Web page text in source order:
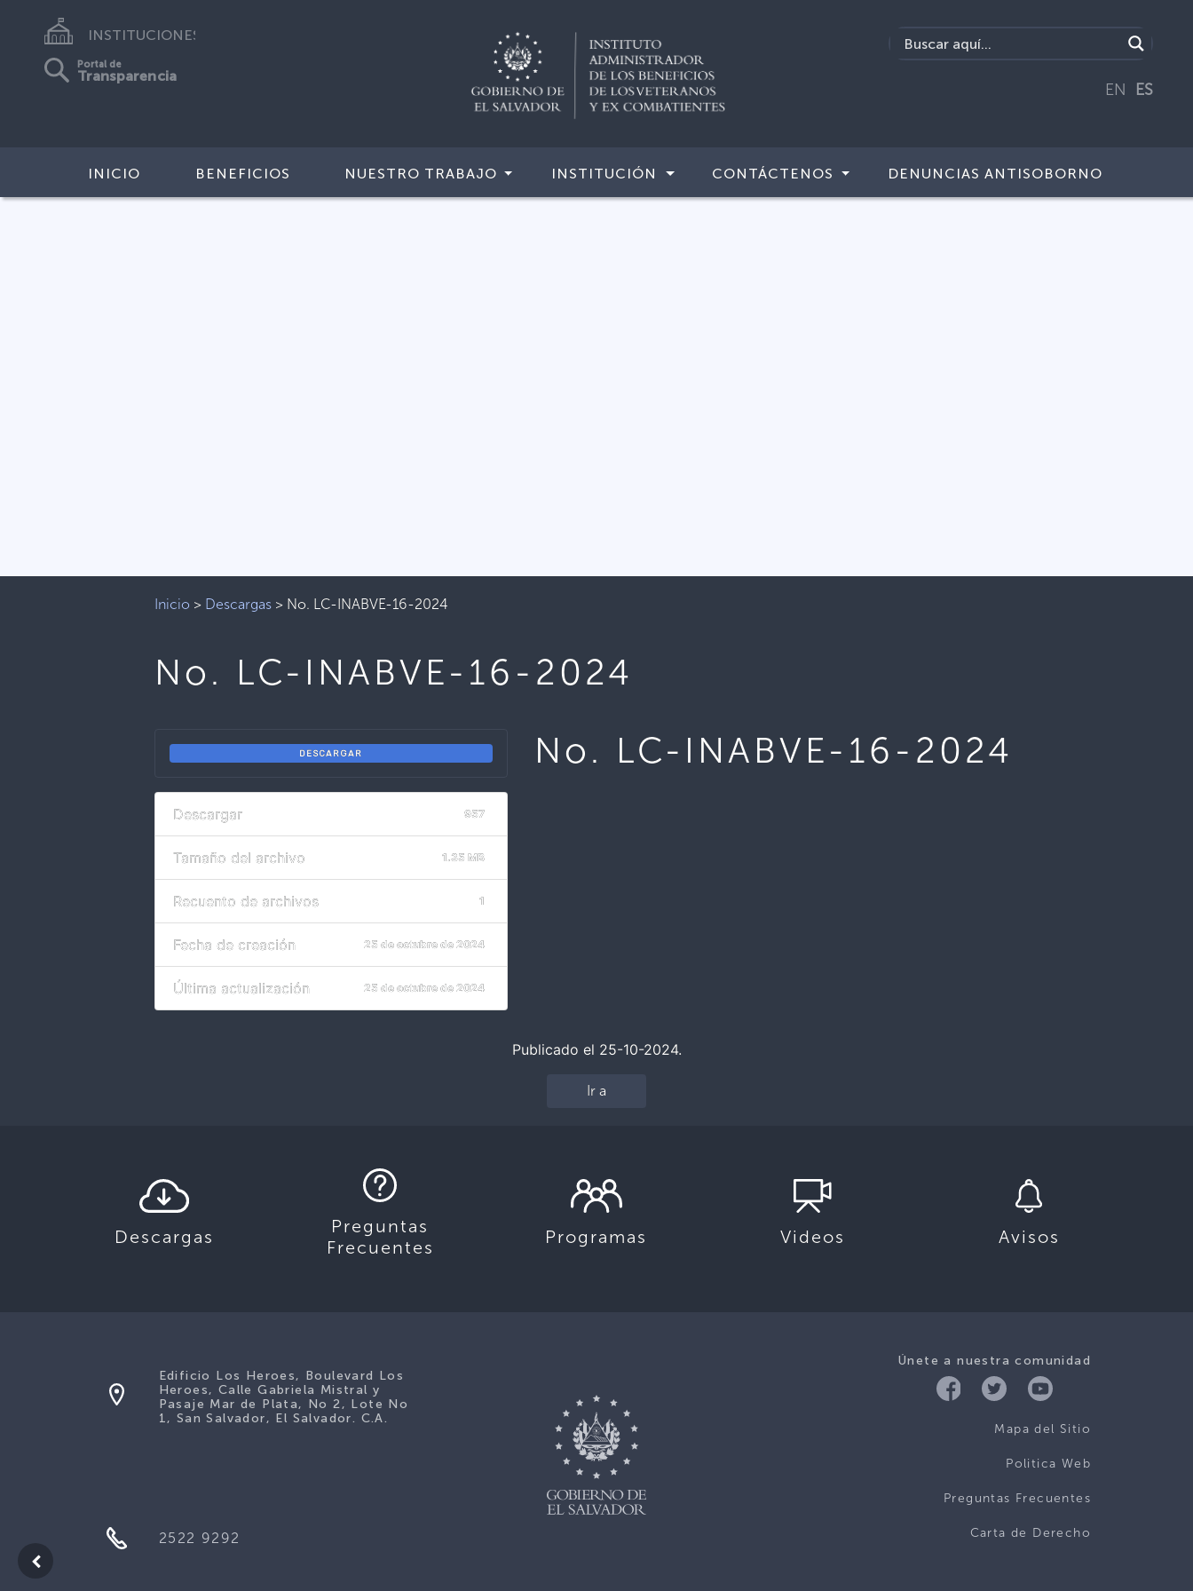
INSTITUCIONES
Portal de
Transparencia
EN ES
INICIO BENEFICIOS NUESTRO TRABAJO INSTITUCIÓN CONTÁCTENOS DENUNCIAS ANTISOBORNO
Inicio > Descargas > No. LC-INABVE-16-2024
No. LC-INABVE-16-2024
DESCARGAR
Descargar 957
Tamaño del archivo 1.35 MB
Recuento de archivos 1
Fecha de creación 25 de octubre de 2024
Última actualización 25 de octubre de 2024
No. LC-INABVE-16-2024
Publicado el 25-10-2024.
Ir a
Descargas
Preguntas
Frecuentes
Programas Videos Avisos
Únete a nuestra comunidad
Mapa del Sitio
Politica Web
Preguntas Frecuentes
Carta de Derecho
Edificio Los Heroes, Boulevard Los
Heroes, Calle Gabriela Mistral y
Pasaje Mar de Plata, No 2, Lote No
1, San Salvador, El Salvador. C.A.
2522 9292